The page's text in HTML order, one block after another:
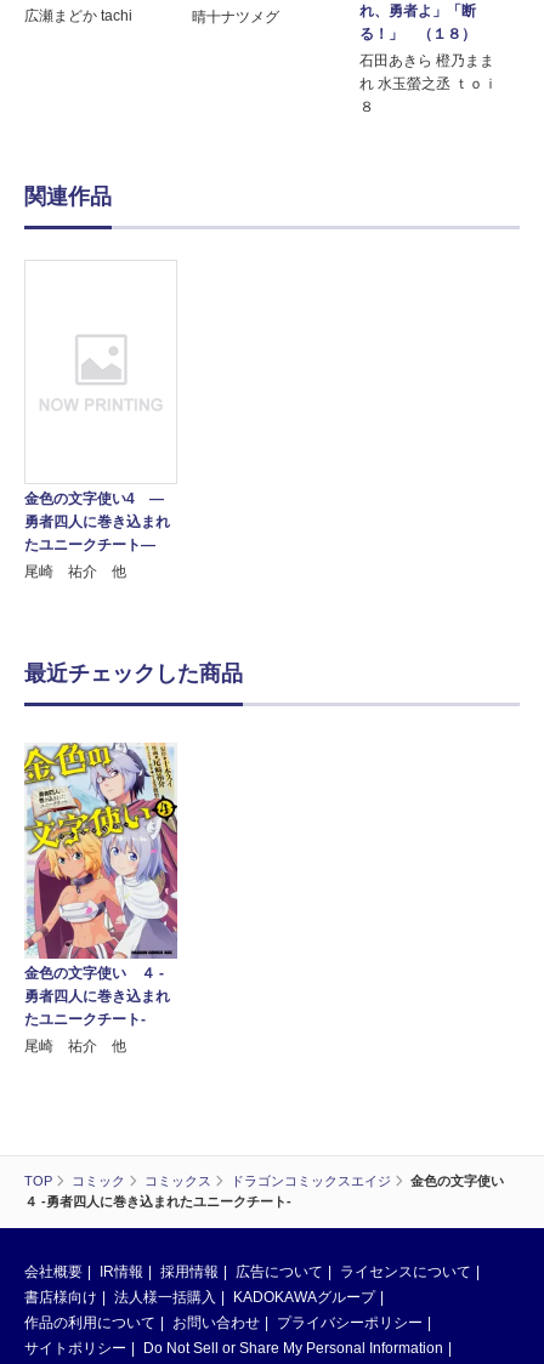
TOP コミック コミックス ドラゴンコミックスエイジ
金色の文字使い
４ ‐勇者四人に巻き込まれたユニークチート‐
広瀬まどか tachi
晴十ナツメグ
れ、勇者よ」「断
る！」 （１８）
石田あきら 橙乃まま
れ 水玉螢之丞 ｔｏｉ
８
関連作品
金色の文字使い4 ―
勇者四人に巻き込まれ
たユニークチート―
尾崎 祐介 他
最近チェックした商品
金色の文字使い ４ ‐
勇者四人に巻き込まれ
たユニークチート‐
尾崎 祐介 他
会社概要 IR情報 採用情報 広告について
ライセンスについて
書店様向け
法人様一括購入
KADOKAWAグループ
作品の利用について
お問い合わせ
プライバシーポリシー
サイトポリシー
Do Not Sell or Share My Personal Information